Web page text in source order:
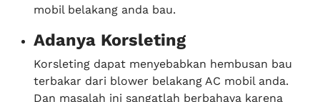
mobil belakang anda bau.
Adanya Korsleting
Korsleting dapat menyebabkan hembusan bau
terbakar dari blower belakang AC mobil anda.
Dan masalah ini sangatlah berbahaya karena